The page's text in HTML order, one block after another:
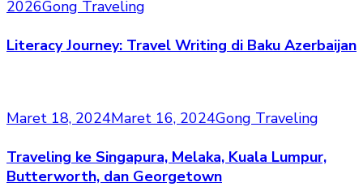
2026Gong Traveling
Literacy Journey: Travel Writing di Baku Azerbaijan
Maret 18, 2024Maret 16, 2024Gong Traveling
Traveling ke Singapura, Melaka, Kuala Lumpur,
Butterworth, dan Georgetown